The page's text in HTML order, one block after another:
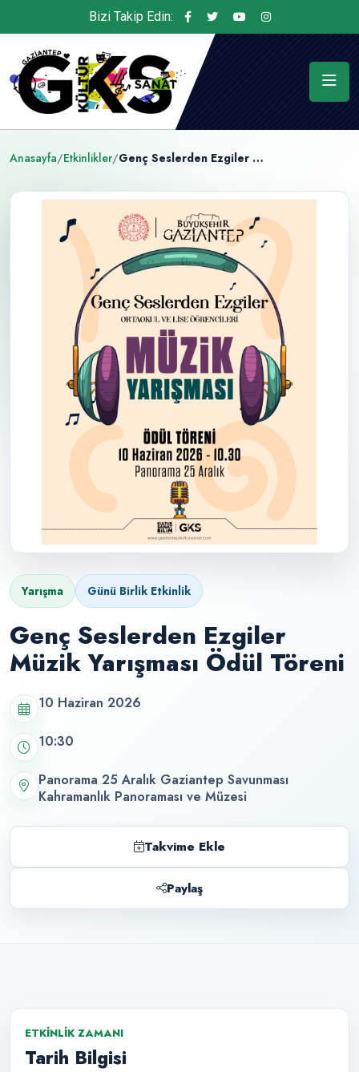
Bizi Takip Edin:
Anasayfa/Etkinlikler/ Genç Seslerden Ezgiler Müzik Yarışması Ödül Töreni
Yarışma Günü Birlik Etkinlik
Genç Seslerden Ezgiler
Müzik Yarışması Ödül Töreni
10 Haziran 2026
10:30
Panorama 25 Aralık Gaziantep Savunması
Kahramanlık Panoraması ve Müzesi
Takvime Ekle
Paylaş
ETKINLIK ZAMANI
Tarih Bilgisi